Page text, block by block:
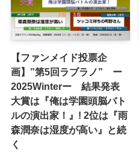
【ファンメイド投票企
画】”第5回ラブラノ” ー
2025Winterー 結果発表
大賞は『俺は学園頭脳バト
ルの演出家！』! 2位は『雨
森潤奈は湿度が高い』と続
く